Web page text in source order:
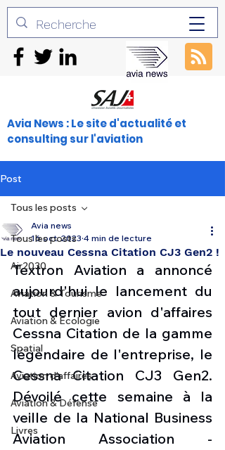
Avia News : Le site d'actualité et
consulting sur l'aviation
Post
Tous les posts
Air2030
Aviation & Tourisme
Aviation & Ecologie
Spatial
Aviation d'affaires
Aviation & Défense
Livres
Tous les posts
Le nouveau Cessna Citation CJ3 Gen2 !
Avia news
16 oct. 2023 4 min de lecture
Textron Aviation a annoncé
aujourd'hui le lancement du
tout dernier avion d'affaires
Cessna Citation de la gamme
légendaire de l'entreprise, le
Cessna Citation CJ3 Gen2.
Dévoilé cette semaine à la
veille de la National Business
Aviation Association -